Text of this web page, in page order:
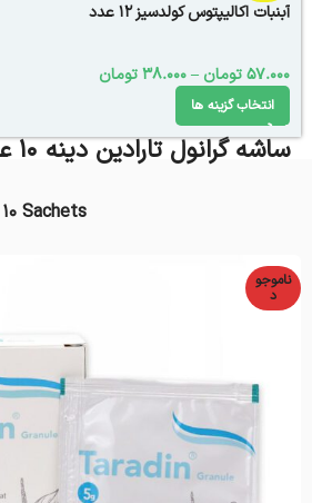
آبنبات اکالیپتوس کولدسیز 12 عدد
57.000تومان –
38.000تومان
انتخاب گزینه ها
ساشه گرانول تارادین دینه 10 عدد
Sachets
ناموجو
د